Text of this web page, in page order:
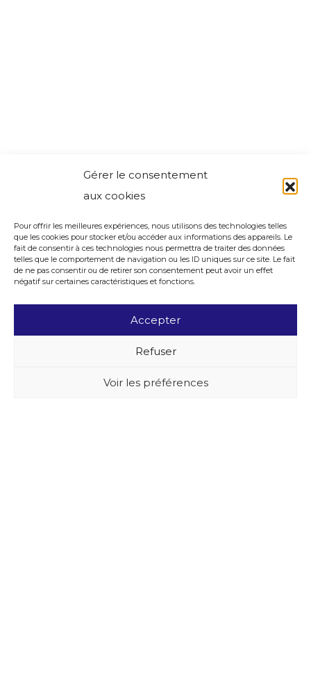
Gérer le consentement
aux cookies
Pour offrir les meilleures expériences, nous utilisons des technologies telles
que les cookies pour stocker et/ou accéder aux informations des appareils. Le
fait de consentir à ces technologies nous permettra de traiter des données
telles que le comportement de navigation ou les ID uniques sur ce site. Le fait
de ne pas consentir ou de retirer son consentement peut avoir un effet
négatif sur certaines caractéristiques et fonctions.
Accepter
Refuser
Voir les préférences